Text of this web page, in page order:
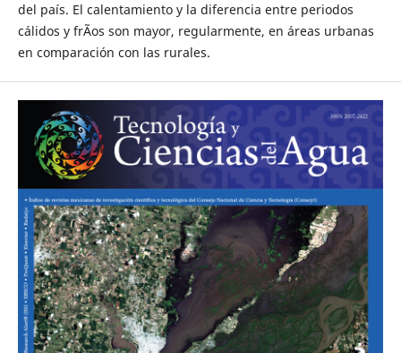
del país. El calentamiento y la diferencia entre periodos
cálidos y frÃ­os son mayor, regularmente, en áreas urbanas
en comparación con las rurales.